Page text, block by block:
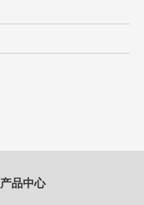
产品中心